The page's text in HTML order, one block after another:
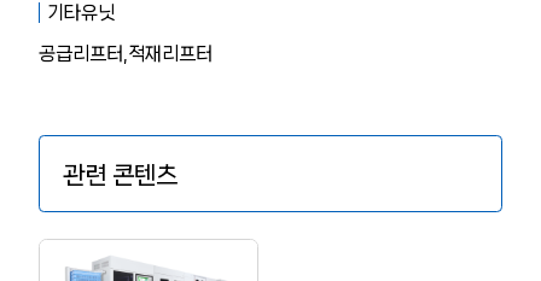
기타유닛
공급리프터,적재리프터
관련 콘텐츠